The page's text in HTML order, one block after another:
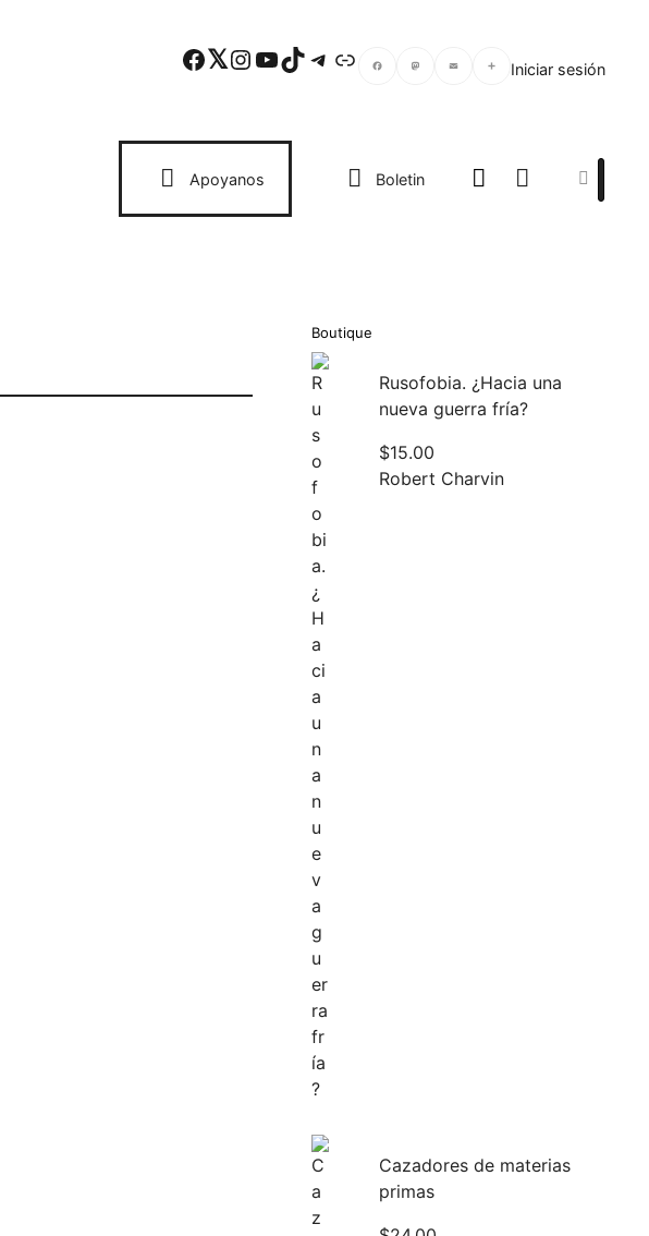
Facebook Twitter Instagram YouTube TikTok Telegram Enlace Iniciar sesión
Apoyanos Boletin
Boutique
Rusofobia. ¿Hacia una
nueva guerra fría?
$15.00
Robert Charvin
Cazadores de materias
primas